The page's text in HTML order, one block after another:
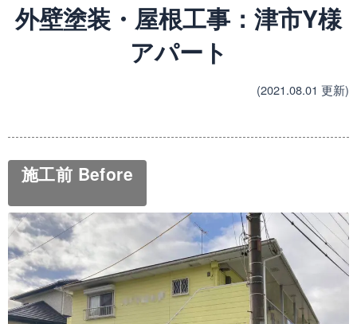
外壁塗装・屋根工事：津市Y様
アパート
(2021.08.01 更新)
施工前 Before